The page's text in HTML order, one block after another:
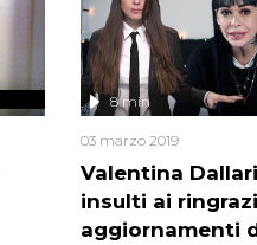
Valentina
insulti ai
aggiornamenti
8 min
03 marzo 2019